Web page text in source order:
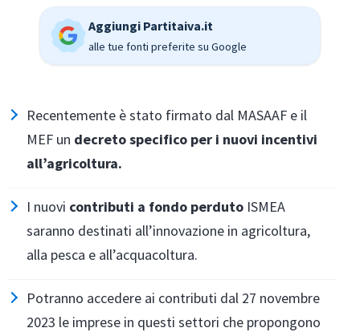
Aggiungi Partitaiva.it
alle tue fonti preferite su Google
Recentemente è stato firmato dal MASAAF e il
MEF un decreto specifico per i nuovi incentivi
all’agricoltura.
I nuovi contributi a fondo perduto ISMEA
saranno destinati all’innovazione in agricoltura,
alla pesca e all’acquacoltura.
Potranno accedere ai contributi dal 27 novembre
2023 le imprese in questi settori che propongono